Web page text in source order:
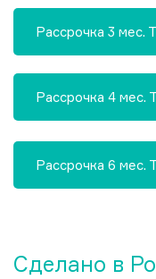
Сделано в
Рассрочка 3 мес.
Рассрочка 4 мес.
Рассрочка 6 мес.